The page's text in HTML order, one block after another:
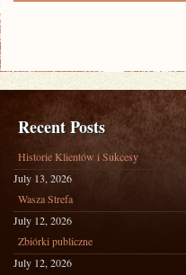
Recent Posts
Historie Klientów i Sukcesy
July 13, 2026
Wasza Strefa
July 12, 2026
Zbiórki publiczne
July 12, 2026